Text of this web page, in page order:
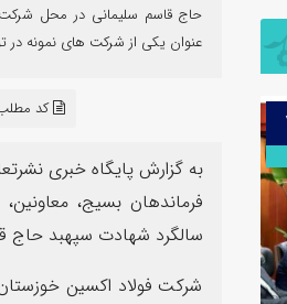
حاج قاسم سلیمانی در محل
عنوان یکی از شرکت های نمونه در
کد مطلب :
به گزارش پایگاه خبری
فرماندهان بسیج،
سالگرد شهادت سپهبد حاج
شرکت فولاد اکسین